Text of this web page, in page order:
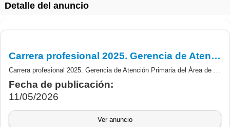
Detalle del anuncio
Carrera profesional 2025. Gerencia de Atención Primaria del Área de Salud de Gran Canaria. Personal diplomado sanitario. Resolución corrección de errores.
Carrera profesional 2025. Gerencia de Atención Primaria del Área de Salud de Gran Canaria. Personal diplomado sanitario. Resolución corrección de errores.
Fecha de publicación:
11/05/2026
Ver anuncio